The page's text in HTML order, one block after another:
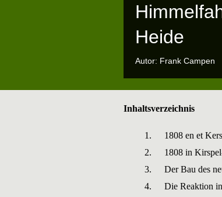
Heide
Autor: Frank Campen
Inhaltsverzeichnis
1.
1808 en et
2.
1808 in
3.
Der Bau des
4.
Die Reaktion